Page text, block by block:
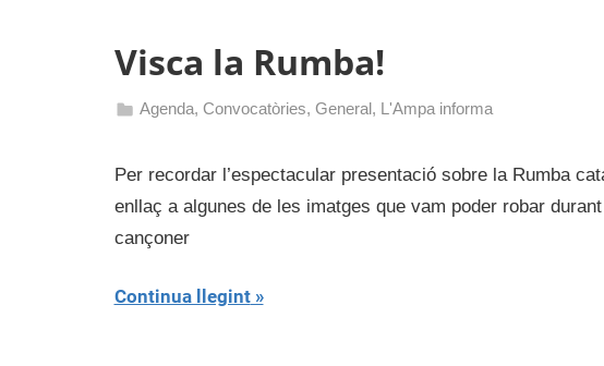
Visca la Rumba!
de
2016
Agenda, Convocatòries, General, L'Ampa informa
Per recordar l’espectacular presentació sobre la Rumba
enllaç a algunes de les imatges que vam poder robar
cançoner
Continua llegint